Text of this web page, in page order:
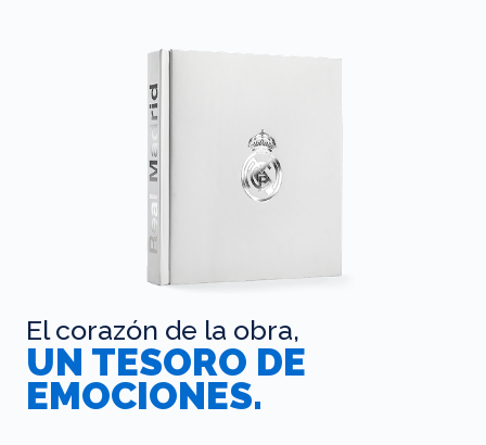
El corazón de la obra,
UN TESORO DE
EMOCIONES.